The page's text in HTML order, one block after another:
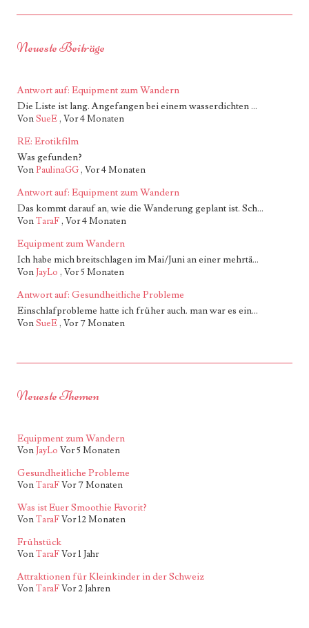
Neueste Beiträge
Antwort auf: Equipment zum Wandern
Die Liste ist lang. Angefangen bei einem wasserdichten ...
VonSueE, Vor 4 Monaten
RE: Erotikfilm
Was gefunden?
VonPaulinaGG, Vor 4 Monaten
Antwort auf: Equipment zum Wandern
Das kommt darauf an, wie die Wanderung geplant ist. Sch...
VonTaraF, Vor 4 Monaten
Equipment zum Wandern
Ich habe mich breitschlagen im Mai/Juni an einer mehrtä...
VonJayLo , Vor 5 Monaten
Antwort auf: Gesundheitliche Probleme
Einschlafprobleme hatte ich früher auch. man war es ein...
VonSueE, Vor 7 Monaten
Neueste Themen
Equipment zum Wandern
VonJayLo Vor 5 Monaten
Gesundheitliche Probleme
VonTaraFVor 7 Monaten
Was ist Euer Smoothie Favorit?
VonTaraFVor 12 Monaten
Frühstück
VonTaraFVor 1 Jahr
Attraktionen für Kleinkinder in der Schweiz
VonTaraFVor 2 Jahren